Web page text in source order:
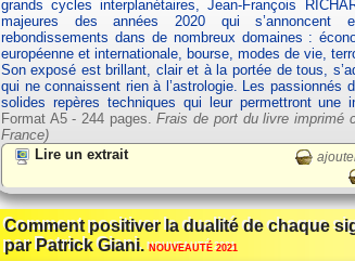
grands cycles interplanétaires, Jean-François
majeures des années 2020 qui s’annoncent
rebondissements dans de nombreux domaines :
européenne et internationale, bourse, modes de vie,
Son exposé est brillant, clair et à la portée de tous,
qui ne connaissent rien à l’astrologie. Les passionnés
solides repères techniques qui leur permettront une
Format A5 - 244 pages.Frais de port du livre imprimé
France)
Lire un extrait
Comment positiver la dualité de chaque
par Patrick Giani.NOUVEAUTÉ 2021